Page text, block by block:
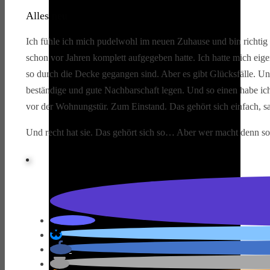
Alles neu
Ich fühle ich mich pudelwohl im neuen Zuhause und bin
schon vor Jahren komplett aufgegeben hatte. Ich hatte mich
so durch die Decke gegangen sind. Aber es gibt Glücksfälle.
beständige und gute Nachbarschaft legen. Und so einen habe
vor der Wohnungstür. Zum Einstand. Das gehört sich einfach,
Und recht hat sie. Das gehört sich so… Aber wer macht denn